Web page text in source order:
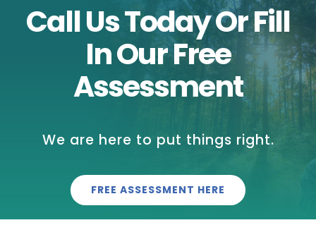
Call Us Today Or Fill
In Our Free
Assessment
We are here to put things right.
FREE ASSESSMENT HERE